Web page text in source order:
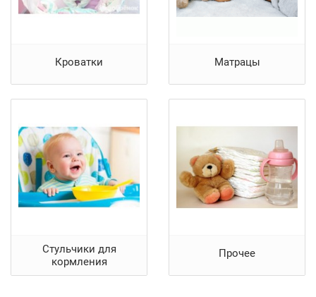
Кроватки Матрацы
Стульчики для
кормления
Прочее